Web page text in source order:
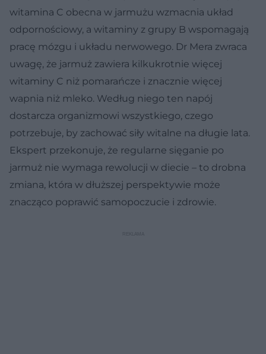
witamina C obecna w jarmużu wzmacnia układ
odpornościowy, a witaminy z grupy B wspomagają
pracę mózgu i układu nerwowego. Dr Mera zwraca
uwagę, że jarmuż zawiera kilkukrotnie więcej
witaminy C niż pomarańcze i znacznie więcej
wapnia niż mleko. Według niego ten napój
dostarcza organizmowi wszystkiego, czego
potrzebuje, by zachować siły witalne na długie lata.
Ekspert przekonuje, że regularne sięganie po
jarmuż nie wymaga rewolucji w diecie – to drobna
zmiana, która w dłuższej perspektywie może
znacząco poprawić samopoczucie i zdrowie.